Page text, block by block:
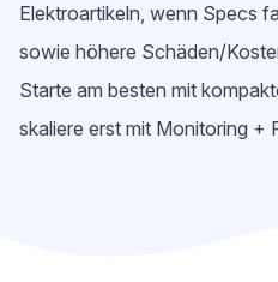
Elektroartikeln, wenn Specs
sowie höhere Schäden/
Starte am besten mit
skaliere erst mit Monitoring +